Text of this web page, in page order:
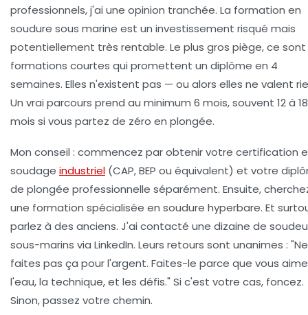
professionnels, j'ai une opinion tranchée. La formation en
soudure sous marine est un investissement risqué mais
potentiellement très rentable. Le plus gros piège, ce sont
formations courtes qui promettent un diplôme en 4
semaines. Elles n'existent pas — ou alors elles ne valent
Un vrai parcours prend au minimum 6 mois, souvent 12 à 18
mois si vous partez de zéro en plongée.
Mon conseil : commencez par obtenir votre certification
soudage industriel (CAP, BEP ou équivalent) et votre
de plongée professionnelle séparément. Ensuite,
une formation spécialisée en soudure hyperbare. Et
parlez à des anciens. J'ai contacté une dizaine de
sous-marins via LinkedIn. Leurs retours sont unanimes : "Ne
faites pas ça pour l'argent. Faites-le parce que vous
l'eau, la technique, et les défis." Si c'est votre cas, foncez.
Sinon, passez votre chemin.